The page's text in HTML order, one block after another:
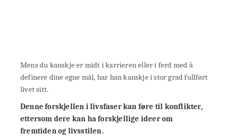
Mens du kanskje er midt i karrieren eller i ferd med å
definere dine egne mål, har han kanskje i stor grad fullført
livet sitt.
Denne forskjellen i livsfaser kan føre til konflikter,
ettersom dere kan ha forskjellige ideer om
fremtiden og livsstilen.